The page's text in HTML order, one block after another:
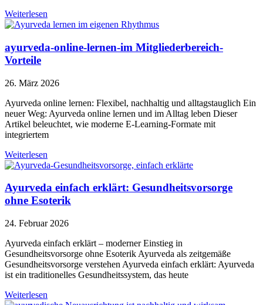
Weiterlesen
ayurveda-online-lernen-im Mitgliederbereich-
Vorteile
26. März 2026
Ayurveda online lernen: Flexibel, nachhaltig und alltagstauglich Ein
neuer Weg: Ayurveda online lernen und im Alltag leben Dieser
Artikel beleuchtet, wie moderne E-Learning-Formate mit
integriertem
Weiterlesen
Ayurveda einfach erklärt: Gesundheitsvorsorge
ohne Esoterik
24. Februar 2026
Ayurveda einfach erklärt – moderner Einstieg in
Gesundheitsvorsorge ohne Esoterik Ayurveda als zeitgemäße
Gesundheitsvorsorge verstehen Ayurveda einfach erklärt: Ayurveda
ist ein traditionelles Gesundheitssystem, das heute
Weiterlesen